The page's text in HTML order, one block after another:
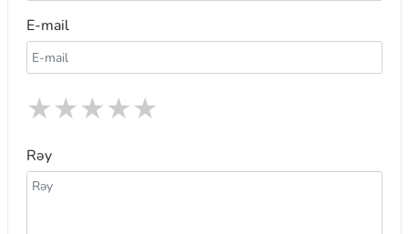
E-mail
★
★
★
★
★
Rəy